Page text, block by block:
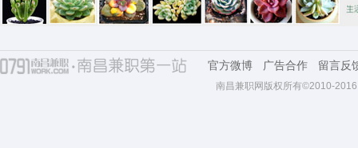
官方微博 广告合作 留言反
南昌兼职网版权所有©2010-